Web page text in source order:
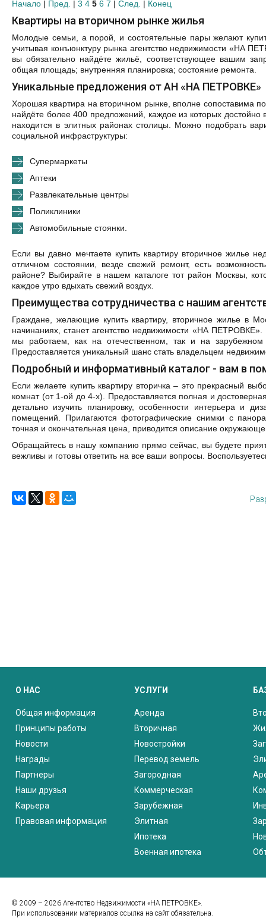
Начало | Пред. | 3 4 5 6 7 | След. | Конец
Квартиры на вторичном рынке жилья
Молодые семьи, а порой, и состоятельные пары желают
учитывая конъюнктуру рынка агентство недвижимости «НА
вы обязательно найдёте жильё, соответствующее вашим
общая площадь; внутренняя планировка; состояние ремонта.
Уникальные предложения от АН «НА ПЕТРОВКЕ»
Хорошая квартира на вторичном рынке, вполне сопоставима
найдёте более 400 предложений, каждое из которых
находится в элитных районах столицы. Можно подобрать
социальной инфраструктуры:
Супермаркеты
Аптеки
Развлекательные центры
Поликлиники
Автомобильные стоянки.
Если вы давно мечтаете купить квартиру вторичное жилье
отличном состоянии, везде свежий ремонт, есть
районе? Выбирайте в нашем каталоге тот район Москвы,
каждое утро вдыхать свежий воздух.
Преимущества сотрудничества с нашим
Граждане, желающие купить квартиру, вторичное жилье в
начинаниях, станет агентство недвижимости «НА
мы работаем, как на отечественном, так и на
Предоставляется уникальный шанс стать владельцем
Подробный и информативный каталог - вам в
Если желаете купить квартиру вторичка – это прекрасный
комнат (от 1-ой до 4-х). Предоставляется полная и
детально изучить планировку, особенности интерьера и
помещений. Прилагаются фотографические снимки с
точная и окончательная цена, приводится описание
Обращайтесь в нашу компанию прямо сейчас, вы будете
вежливы и готовы ответить на все ваши вопросы.
О НАС
Общая информация
Принципы работы
Новости
Награды
Партнеры
Наши друзья
Карьера
Правовая информация
УСЛУГИ
Аренда
Вторичная
Новостройки
Перевод земель
Загородная
Коммерческая
Зарубежная
Элитная
Ипотека
Военная ипотека
© 2009 – 2026 Агентство Недвижимости «НА ПЕТРОВКЕ».
При использовании материалов ссылка на сайт обязательна.